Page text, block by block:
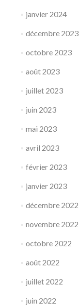
janvier 2024
décembre 2023
octobre 2023
août 2023
juillet 2023
juin 2023
mai 2023
avril 2023
février 2023
janvier 2023
décembre 2022
novembre 2022
octobre 2022
août 2022
juillet 2022
juin 2022